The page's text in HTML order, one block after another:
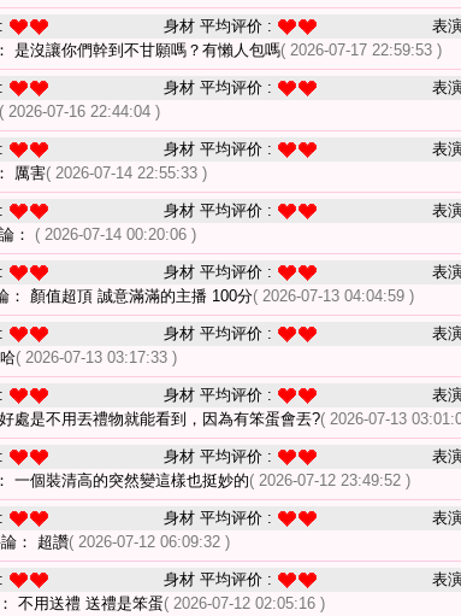
身材 平均评价 : 表
是沒讓你們幹到不甘願嗎？有懶人包嗎( 2026-07-17 22:59:53 )
身材 平均评价 : 表
( 2026-07-16 22:44:04 )
身材 平均评价 : 表
厲害( 2026-07-14 22:55:33 )
身材 平均评价 : 表
： ( 2026-07-14 00:20:06 )
身材 平均评价 : 表
： 顏值超頂 誠意滿滿的主播 100分( 2026-07-13 04:04:59 )
身材 平均评价 : 表
( 2026-07-13 03:17:33 )
身材 平均评价 : 表
處是不用丟禮物就能看到，因為有笨蛋會丟?( 2026-07-13
身材 平均评价 : 表
一個裝清高的突然變這樣也挺妙的( 2026-07-12 23:49:52 )
身材 平均评价 : 表
： 超讚( 2026-07-12 06:09:32 )
身材 平均评价 : 表
不用送禮 送禮是笨蛋( 2026-07-12 02:05:16 )